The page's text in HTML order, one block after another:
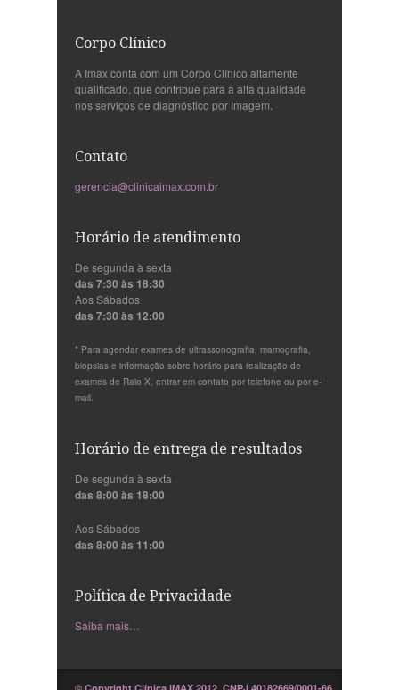
Corpo Clínico
A Imax conta com um Corpo Clínico altamente
qualificado, que contribue para a alta qualidade
nos serviços de diagnóstico por Imagem.
Contato
gerencia@clinicaimax.com.br
Horário de atendimento
De segunda à sexta
das 7:30 às 18:30
Aos Sábados
das 7:30 às 12:00
* Para agendar exames de ultrassonografia, mamografia,
biópsias e informação sobre horário para realização de
exames de Raio X, entrar em contato por telefone ou por e-
mail.
Horário de entrega de resultados
De segunda à sexta
das 8:00 às 18:00
Aos Sábados
das 8:00 às 11:00
Política de Privacidade
Saiba mais…